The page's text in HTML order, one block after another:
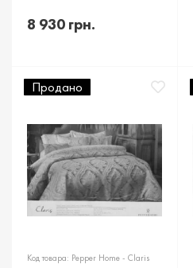
8 930 грн.
Продано
Код товара: Pepper Home - Claris